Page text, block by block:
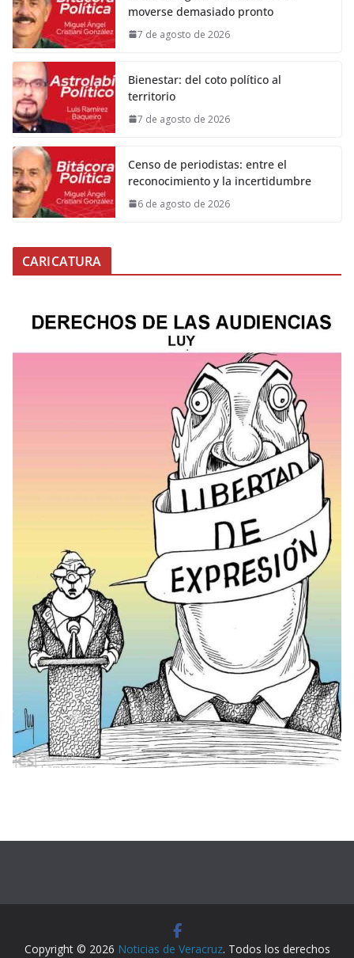
moverse demasiado pronto
7 de agosto de 2026
Bienestar: del coto político al
territorio
7 de agosto de 2026
Censo de periodistas: entre el
reconocimiento y la incertidumbre
6 de agosto de 2026
CARICATURA
Copyright © 2026 Noticias de Veracruz. Todos los derechos